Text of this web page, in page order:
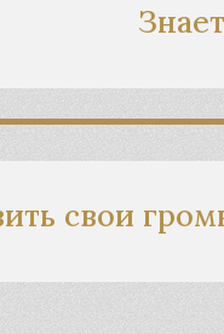
свои